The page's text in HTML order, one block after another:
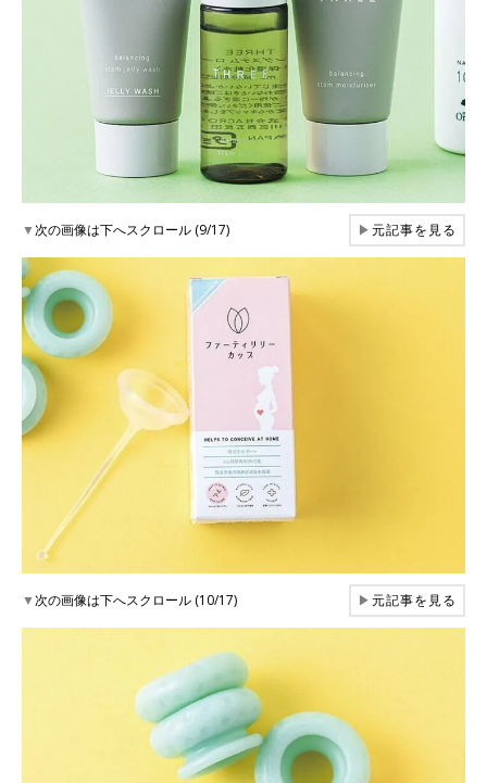
▼次の画像は下へスクロール (9/17) ▶元記事を見る
▼次の画像は下へスクロール (10/17) ▶元記事を見る